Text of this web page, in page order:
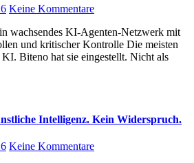
Keine Kommentare
und kritischer Kontrolle Die meisten
Biteno hat sie eingestellt. Nicht als
Intelligenz. Kein Widerspruch.
Keine Kommentare